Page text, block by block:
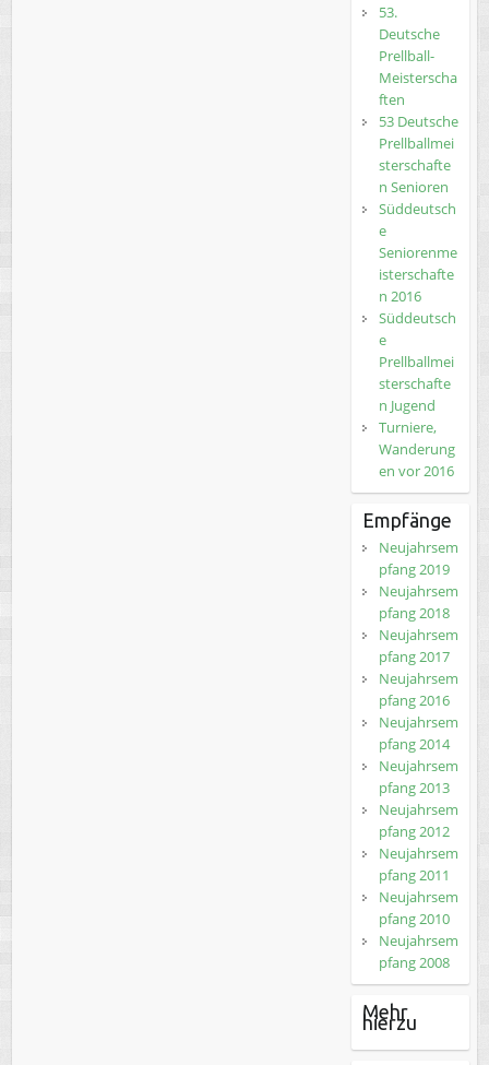
53.
Deutsche
Prellball-
Meisterscha
ften
53 Deutsche
Prellballmei
sterschafte
n Senioren
Süddeutsch
e
Seniorenme
isterschafte
n 2016
Süddeutsch
e
Prellballmei
sterschafte
n Jugend
Turniere,
Wanderung
en vor 2016
Empfänge
Neujahrsem
pfang 2019
Neujahrsem
pfang 2018
Neujahrsem
pfang 2017
Neujahrsem
pfang 2016
Neujahrsem
pfang 2014
Neujahrsem
pfang 2013
Neujahrsem
pfang 2012
Neujahrsem
pfang 2011
Neujahrsem
pfang 2010
Neujahrsem
pfang 2008
Mehr
hierzu